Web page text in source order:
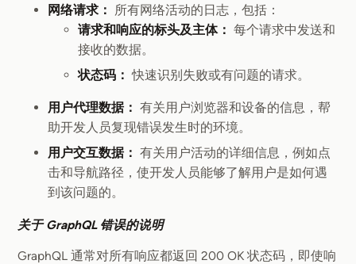
网络请求：
所有网络活动的日志，包括：
请求和响应的标头及主体： 每个请求中发送和
接收的数据。
状态码： 快速识别失败或有问题的请求。
用户代理数据： 有关用户浏览器和设备的信息，帮
助开发人员复现错误发生时的环境。
用户交互数据： 有关用户活动的详细信息，例如点
击和导航路径，使开发人员能够了解用户是如何遇
到该问题的。
关于 GraphQL 错误的说明
GraphQL 通常对所有响应都返回 200 OK 状态码，即使响